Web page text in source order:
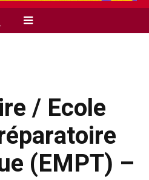
/ Ecole
(EMPT) –